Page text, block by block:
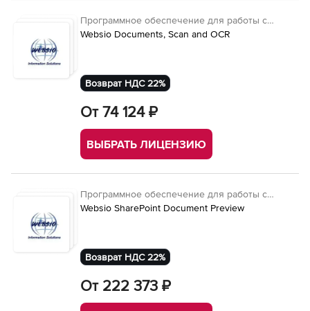
Программное обеспечение для работы с
документами
Websio Documents, Scan and OCR
Возврат НДС 22%
От 74 124 ₽
ВЫБРАТЬ ЛИЦЕНЗИЮ
Программное обеспечение для работы с
документами
Websio SharePoint Document Preview
Возврат НДС 22%
От 222 373 ₽